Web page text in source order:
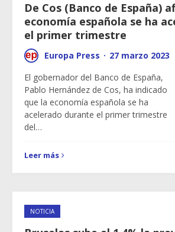
De Cos (Banco de España)
economía española se ha
el primer trimestre
Europa Press · 27 marzo 2023
El gobernador del Banco de España,
Pablo Hernández de Cos, ha indicado
que la economía española se ha
acelerado durante el primer trimestre
del…
Leer más
NOTICIA